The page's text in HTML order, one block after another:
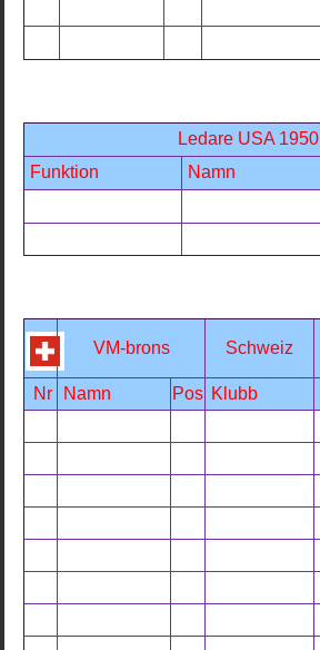
Ledare USA 1950
Funktion
Namn
VM-brons Schweiz
Nr Namn Pos Klubb